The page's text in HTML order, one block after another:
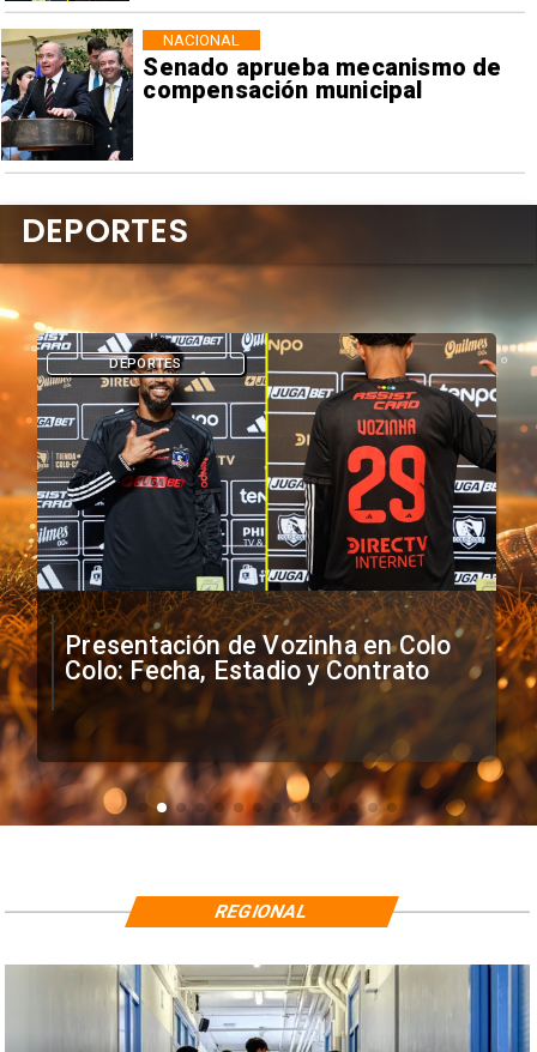
Senado aprueba mecanismo de
compensación municipal
NACIONAL
Presentación de Vozinha en Colo
Colo: Fecha, Estadio y Contrato
DEPORTES
DEPORTES
REGIONAL